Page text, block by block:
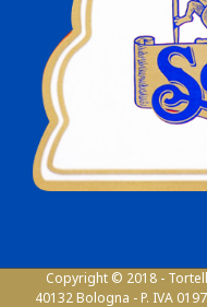
Copyright © 2018 -
40132 Bologna - P. IVA